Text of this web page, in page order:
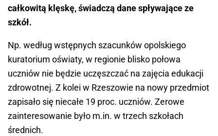
całkowitą klęskę, świadczą dane spływające ze
szkół.
Np. według wstępnych szacunków opolskiego
kuratorium oświaty, w regionie blisko połowa
uczniów nie będzie uczęszczać na zajęcia edukacji
zdrowotnej. Z kolei w Rzeszowie na nowy przedmiot
zapisało się niecałe 19 proc. uczniów. Zerowe
zainteresowanie było m.in. w trzech szkołach
średnich.